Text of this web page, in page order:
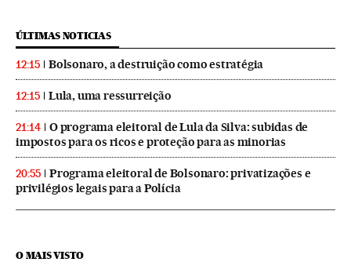
ÚLTIMAS NOTICIAS
12:15 Bolsonaro, a destruição como estratégia
12:15 Lula, uma ressurreição
21:14
O programa eleitoral de Lula da Silva: subidas de
impostos para os ricos e proteção para as minorias
20:55
Programa eleitoral de Bolsonaro: privatizações e
privilégios legais para a Polícia
O MAIS VISTO